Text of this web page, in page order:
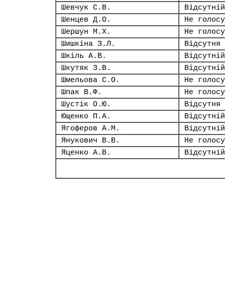
Шевчук С.В.
Відсутній
Шенцев Д.О.
Не
Шершун М.Х.
Не
Шишкіна З.Л.
Відсутня
Шкіль А.В.
Відсутній
Шкутяк З.В.
Відсутній
Шмельова С.О.
Не
Шпак В.Ф.
Не
Шустік О.Ю.
Відсутня
Ющенко П.А.
Відсутній
Ягоферов А.М.
Відсутній
Янукович В.В.
Не
Яценко А.В.
Відсутній